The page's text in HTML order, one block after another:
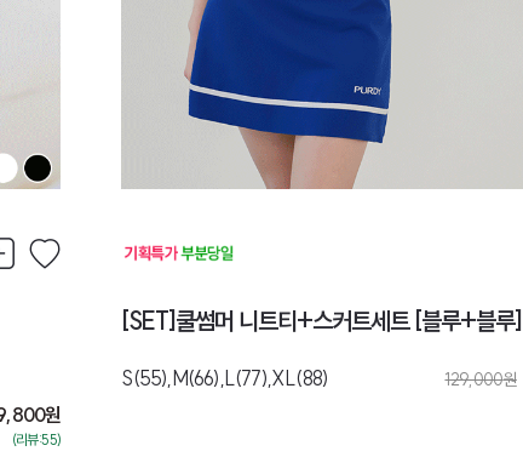
원
(리뷰:55)
[SET]쿨썸머 니트티+스커트세트 [블루+블루]
S(55),M(66),L(77),XL(88) 129,000원